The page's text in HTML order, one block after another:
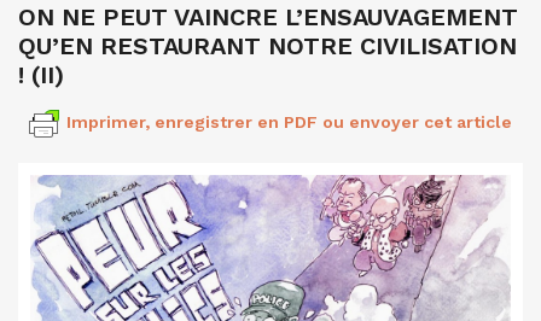
ON NE PEUT VAINCRE L’ENSAUVAGEMENT
QU’EN RESTAURANT NOTRE CIVILISATION
! (II)
Imprimer, enregistrer en PDF ou envoyer cet article